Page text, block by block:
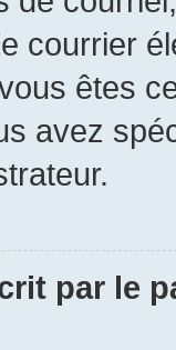
courrier
êtes
avez
par le